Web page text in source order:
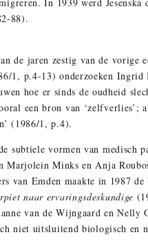
88).
de jaren zestig van de
1, p.4-13) onderzoeken Ingrid
hoe er sinds de oudheid
een bron van
(1986/1, p.4).
subtiele vormen van medisch
Marjolein Minks en Anja
van Emden maakte in 1987
naar ervaringsdeskundige
van de Wijngaard en Nelly
niet uitsluitend biologisch